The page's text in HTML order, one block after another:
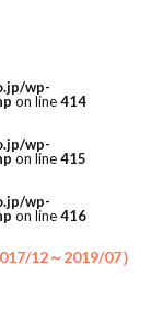
wp-
on line414
wp-
on line415
wp-
on line416
12～2019/07）